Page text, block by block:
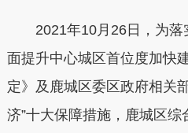
2021年10月26日，为落
面提升中心城区首位度加快
定》及鹿城区委区政府相关
济”十大保障措施，鹿城区